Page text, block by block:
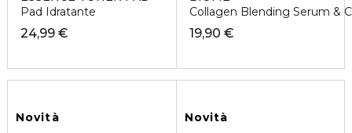
Pad Idratante
24,99 €
Collagen Blending Serum &
19,90 €
Novità Novità